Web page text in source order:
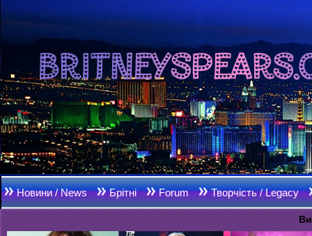
Новини / News Брітні Forum Творчість / Legacy